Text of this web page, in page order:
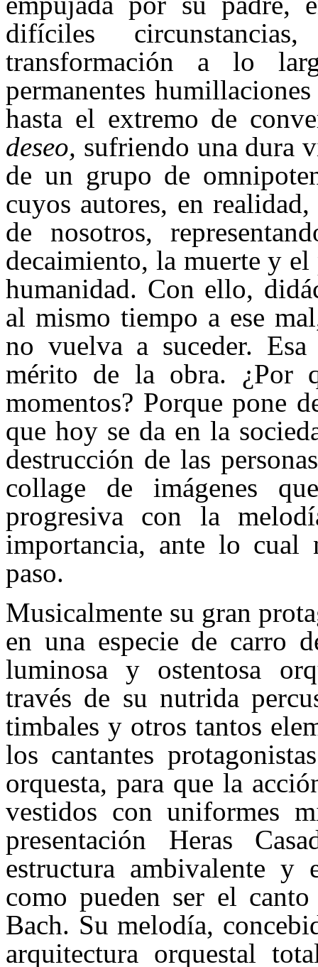
difíciles
transformación a lo
permanentes
hasta el extremo de
deseo, sufriendo una dura
de un grupo de
cuyos autores, en
de nosotros,
decaimiento, la muerte y
humanidad. Con ello,
al mismo tiempo a ese
no vuelva a suceder.
mérito de la obra. ¿Por
momentos? Porque pone
que hoy se da en la
destrucción de las
collage de imágenes
progresiva con la
importancia, ante lo cual
paso.
Musicalmente su gran
en una especie de carro
luminosa y ostentosa
través de su nutrida
timbales y otros tantos
los cantantes
orquesta, para que la
vestidos con uniformes
presentación Heras
estructura ambivalente y
como pueden ser el
Bach. Su melodía,
arquitectura orquestal